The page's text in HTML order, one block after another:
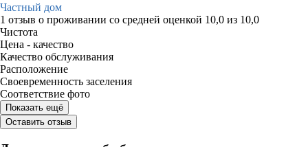
Частный дом
1 отзыв о проживании со средней оценкой 10,0 из 10,0
Чистота
Цена - качество
Качество обслуживания
Расположение
Своевременность заселения
Соответствие фото
Показать ещё
Оставить отзыв